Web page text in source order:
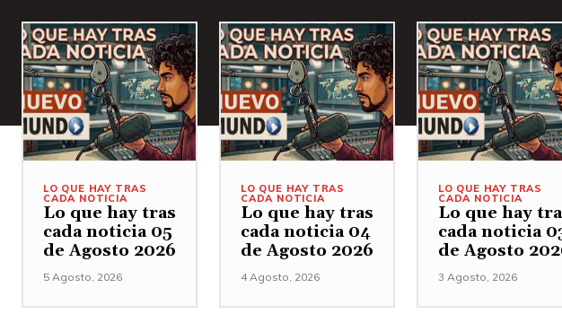
LO QUE HAY TRAS
CADA NOTICIA
Lo que hay tras
cada noticia 05
de Agosto 2026
5 Agosto, 2026
LO QUE HAY TRAS
CADA NOTICIA
Lo que hay tras
cada noticia 04
de Agosto 2026
4 Agosto, 2026
LO QUE HAY TRAS
CADA NOTICIA
Lo que hay
cada noticia
de Agosto
3 Agosto, 2026